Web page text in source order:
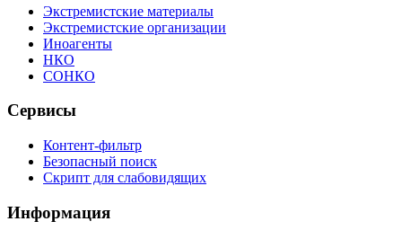
Экстремистские материалы
Экстремистские организации
Иноагенты
НКО
СОНКО
Сервисы
Контент-фильтр
Безопасный поиск
Скрипт для слабовидящих
Информация